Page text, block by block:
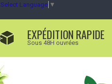
Select Language ▼
EXPÉDITION RAPIDE
Sous 48H ouvrées